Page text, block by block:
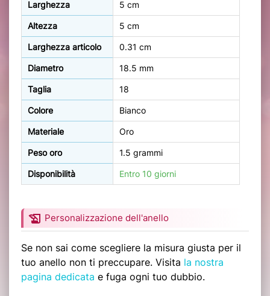
Larghezza 5 cm
Altezza 5 cm
Larghezza articolo 0.31 cm
Diametro 18.5 mm
Taglia 18
Colore Bianco
Materiale Oro
Peso oro 1.5 grammi
Disponibilità Entro 10 giorni
history_edu Personalizzazione dell'anello
Se non sai come scegliere la misura giusta per il
tuo anello non ti preccupare. Visita la nostra
pagina dedicata e fuga ogni tuo dubbio.